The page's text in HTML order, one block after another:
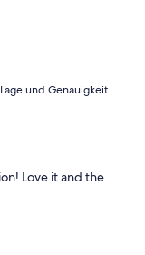
und Genauigkeit
Love it and the